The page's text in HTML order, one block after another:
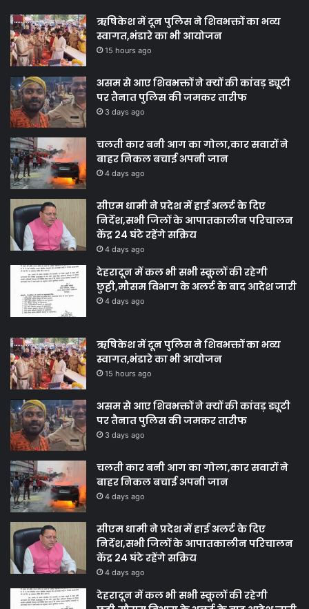
ऋषिकेश में दून पुलिस ने शिवभक्तों का भव्य
स्वागत,भंडारे का भी आयोजन
15 hours ago
असम से आए शिवभक्तों ने क्यों की कांवड़ ड्यूटी
पर तैनात पुलिस की जमकर तारीफ
3 days ago
चलती कार बनी आग का गोला,कार सवारों ने
बाहर निकल बचाई अपनी जान
4 days ago
सीएम धामी ने प्रदेश में हाई अलर्ट के दिए
निर्देश,सभी जिलों के आपातकालीन परिचालन
केंद्र 24 घंटे रहेंगे सक्रिय
4 days ago
देहरादून में कल भी सभी स्कूलों की रहेगी
छुट्टी,मौसम विभाग के अलर्ट के बाद आदेश जारी
4 days ago
ऋषिकेश में दून पुलिस ने शिवभक्तों का भव्य
स्वागत,भंडारे का भी आयोजन
15 hours ago
असम से आए शिवभक्तों ने क्यों की कांवड़ ड्यूटी
पर तैनात पुलिस की जमकर तारीफ
3 days ago
चलती कार बनी आग का गोला,कार सवारों ने
बाहर निकल बचाई अपनी जान
4 days ago
सीएम धामी ने प्रदेश में हाई अलर्ट के दिए
निर्देश,सभी जिलों के आपातकालीन परिचालन
केंद्र 24 घंटे रहेंगे सक्रिय
4 days ago
देहरादून में कल भी सभी स्कूलों की रहेगी